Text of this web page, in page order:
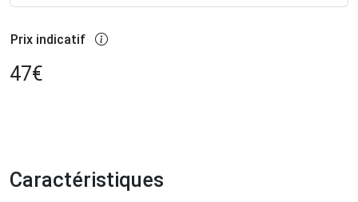
Prix indicatif
47€
Caractéristiques